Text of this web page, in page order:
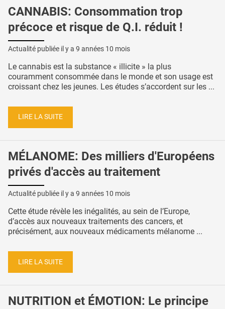
CANNABIS: Consommation trop
précoce et risque de Q.I. réduit !
Actualité publiée il y a 9 années 10 mois
Le cannabis est la substance « illicite » la plus
couramment consommée dans le monde et son usage est
croissant chez les jeunes. Les études s’accordent sur les ...
LIRE LA SUITE
MÉLANOME: Des milliers d'Européens
privés d'accès au traitement
Actualité publiée il y a 9 années 10 mois
Cette étude révèle les inégalités, au sein de l’Europe,
d’accès aux nouveaux traitements des cancers, et
précisément, aux nouveaux médicaments mélanome ...
LIRE LA SUITE
NUTRITION et ÉMOTION: Le principe